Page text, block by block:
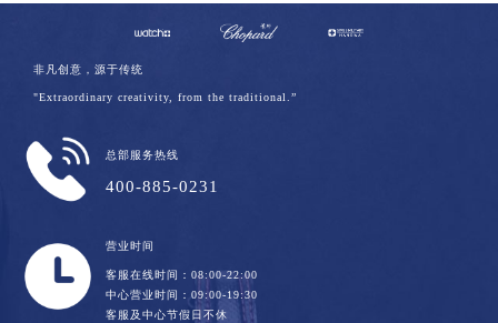
非凡创意，源于传统
"Extraordinary creativity, from the traditional.”
总部服务热线
400-885-0231
营业时间
客服在线时间：08:00-22:00
中心营业时间：09:00-19:30
客服及中心节假日不休